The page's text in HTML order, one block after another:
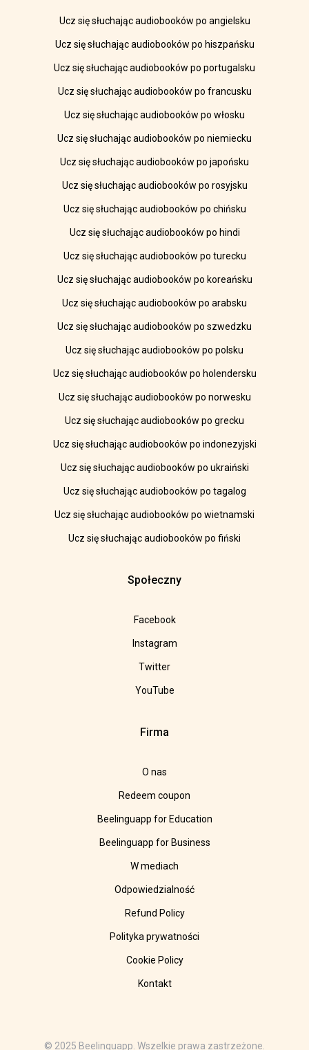
Ucz się słuchając audiobooków po angielsku
Ucz się słuchając audiobooków po hiszpańsku
Ucz się słuchając audiobooków po portugalsku
Ucz się słuchając audiobooków po francusku
Ucz się słuchając audiobooków po włosku
Ucz się słuchając audiobooków po niemiecku
Ucz się słuchając audiobooków po japońsku
Ucz się słuchając audiobooków po rosyjsku
Ucz się słuchając audiobooków po chińsku
Ucz się słuchając audiobooków po hindi
Ucz się słuchając audiobooków po turecku
Ucz się słuchając audiobooków po koreańsku
Ucz się słuchając audiobooków po arabsku
Ucz się słuchając audiobooków po szwedzku
Ucz się słuchając audiobooków po polsku
Ucz się słuchając audiobooków po holendersku
Ucz się słuchając audiobooków po norwesku
Ucz się słuchając audiobooków po grecku
Ucz się słuchając audiobooków po indonezyjski
Ucz się słuchając audiobooków po ukraiński
Ucz się słuchając audiobooków po tagalog
Ucz się słuchając audiobooków po wietnamski
Ucz się słuchając audiobooków po fiński
Społeczny
Facebook
Instagram
Twitter
YouTube
Firma
O nas
Redeem coupon
Beelinguapp for Education
Beelinguapp for Business
W mediach
Odpowiedzialność
Refund Policy
Polityka prywatności
Cookie Policy
Kontakt
© 2025 Beelinguapp. Wszelkie prawa zastrzeżone.